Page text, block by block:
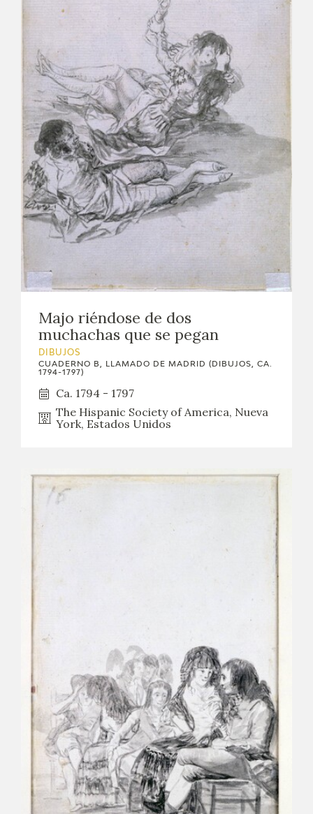
Majo riéndose de dos
muchachas que se pegan
DIBUJOS
CUADERNO B, LLAMADO DE MADRID (DIBUJOS, CA.
1794-1797)
Ca. 1794 - 1797
The Hispanic Society of America, Nueva
York, Estados Unidos